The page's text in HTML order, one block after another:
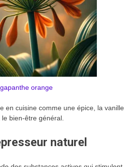
orange
en cuisine comme une épice, la
bien-être général.
naturel